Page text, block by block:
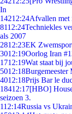
In
14212:24Afvallen met
8112:24Techniekles
als 2007
2812:23EK
3012:19Oorlog Iran
1712:19Wat staat bij
5012:18Burgemeester
4012:18Prijs Bar le
18412:17[HBO]
seizoen 3.
112:14Russia vs